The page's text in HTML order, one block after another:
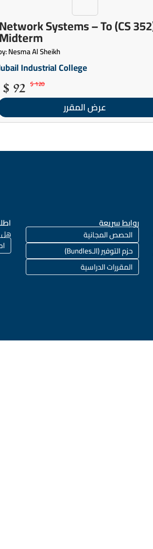
(CS 352) Network Systems – To
Midterm
Nesma Al Sheikh
Industrial College
92 $ 120 $
عرض المقرر
روابط سريعة
الحصص المجانية
حزم التوفير (الـBundles)
المقررات الدراسية
هل